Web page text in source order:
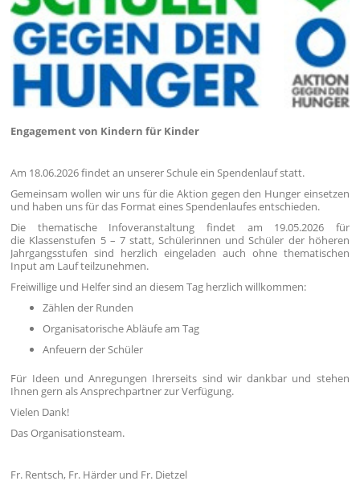
Engagement von Kindern für Kinder
Am 18.06.2026 findet an unserer Schule ein Spendenlauf statt.
Gemeinsam wollen wir uns für die Aktion gegen den Hunger einsetzen
und haben uns für das Format eines Spendenlaufes entschieden.
Die thematische Infoveranstaltung findet am 19.05.2026 für
die Klassenstufen 5 – 7 statt, Schülerinnen und Schüler der höheren
Jahrgangsstufen sind herzlich eingeladen auch ohne thematischen
Input am Lauf teilzunehmen.
Freiwillige und Helfer sind an diesem Tag herzlich willkommen:
Zählen der Runden
Organisatorische Abläufe am Tag
Anfeuern der Schüler
Für Ideen und Anregungen Ihrerseits sind wir dankbar und stehen
Ihnen gern als Ansprechpartner zur Verfügung.
Vielen Dank!
Das Organisationsteam.
Fr. Rentsch, Fr. Härder und Fr. Dietzel